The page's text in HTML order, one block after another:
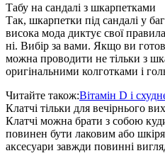
Табу на сандалі з шкарпетками
Так, шкарпетки під сандалі у
висока мода диктує свої
ні. Вибір за вами. Якщо ви
можна проводити не тільки з
оригінальними колготками і
Читайте також:Вітамін D і
Клатчі тільки для вечірнього
Клатчі можна брати з собою
повинен бути лаковим або
аксесуари завжди повинні